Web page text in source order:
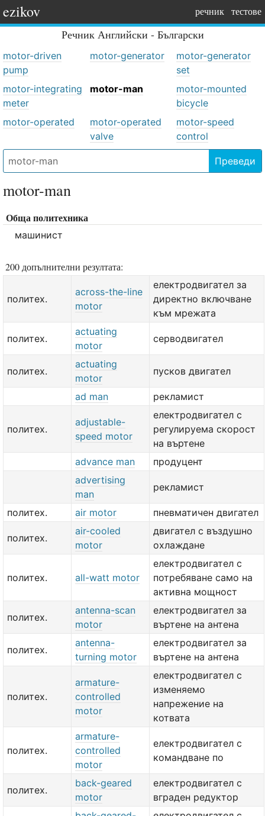
ezikov речник тестове
Речник Английски - Български
motor-driven
pump
motor-generator
motor-generator
set
motor-integrating
meter
motor-man
motor-mounted
bicycle
motor-operated
motor-operated
valve
motor-speed
control
Преведи
motor-man
Обща политехника
машинист
200 допълнителни резултата:
политех.
across-the-line
motor
електродвигател за
директно включване
към мрежата
политех.
actuating
motor
серводвигател
политех.
actuating
motor
пусков двигател
ad man рекламист
политех.
adjustable-
speed motor
електродвигател с
регулируема скорост
на въртене
advance man
продуцент
advertising
man
рекламист
политех. air motor пневматичен двигател
политех.
air-cooled
motor
двигател с въздушно
охлаждане
политех. all-watt motor
електродвигател с
потребяване само на
активна мощност
политех.
antenna-scan
motor
електродвигател за
въртене на антена
политех.
antenna-
turning motor
електродвигател за
въртене на антена
политех.
armature-
controlled
motor
електродвигател с
изменяемо
напрежение на
котвата
политех.
armature-
controlled
motor
електродвигател с
командване по
политех.
back-geared
motor
електродвигател с
вграден редуктор